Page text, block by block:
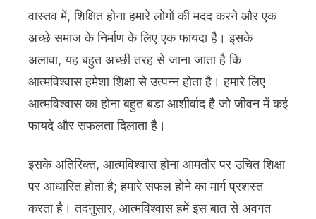
वास्तव में, शिक्षित होना हमारे लोगों की मदद करने और एक
अच्छे समाज के निर्माण के लिए एक फायदा है। इसके
अलावा, यह बहुत अच्छी तरह से जाना जाता है कि
आत्मविश्वास हमेशा शिक्षा से उत्पन्न होता है। हमारे लिए
आत्मविश्वास का होना बहुत बड़ा आशीर्वाद है जो जीवन में कई
फायदे और सफलता दिलाता है।
इसके अतिरिक्त, आत्मविश्वास होना आमतौर पर उचित शिक्षा
पर आधारित होता है; हमारे सफल होने का मार्ग प्रशस्त
करता है। तदनुसार, आत्मविश्वास हमें इस बात से अवगत